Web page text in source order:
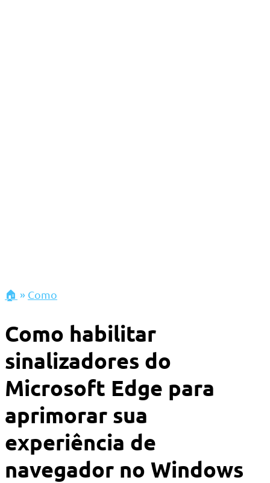
🏠 » Como
Como habilitar
sinalizadores do
Microsoft Edge para
aprimorar sua
experiência de
navegador no Windows